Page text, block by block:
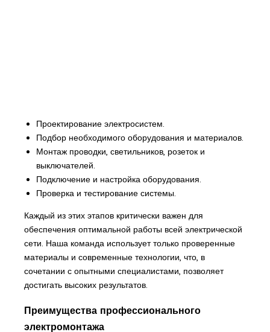
Проектирование электросистем.
Подбор необходимого оборудования и материалов.
Монтаж проводки, светильников, розеток и
выключателей.
Подключение и настройка оборудования.
Проверка и тестирование системы.
Каждый из этих этапов критически важен для
обеспечения оптимальной работы всей электрической
сети. Наша команда использует только проверенные
материалы и современные технологии, что, в
сочетании с опытными специалистами, позволяет
достигать высоких результатов.
Преимущества профессионального
электромонтажа